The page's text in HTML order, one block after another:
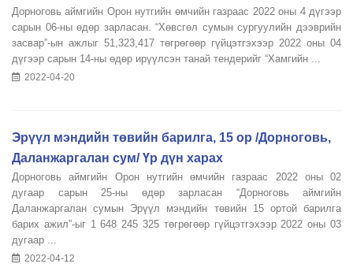
Дорноговь аймгийн Орон нутгийн өмчийн газраас 2022 оны 4 дүгээр
сарын 06-ны өдөр зарласан. “Хөвсгөл сумын сургуулийн дээврийн
засвар”-ын ажлыг 51,323,417 төгрөгөөр гүйцэтгэхээр 2022 оны 04
дүгээр сарын 14-ны өдөр ирүүлсэн танай тендерийг “Хамгийн ...
2022-04-20
Эрүүл мэндийн төвийн барилга, 15 ор /Дорноговь,
Даланжаргалан сум/ Үр дүн харах
Дорноговь аймгийн Орон нутгийн өмчийн газраас 2022 оны 02
дугаар сарын 25-ны өдөр зарласан “Дорноговь аймгийн
Даланжаргалан сумын Эрүүл мэндийн төвийн 15 ортой барилга
барих ажил”-ыг 1 648 245 325 төгрөгөөр гүйцэтгэхээр 2022 оны 03
дугаар ...
2022-04-12